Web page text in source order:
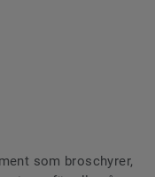
som broschyrer,